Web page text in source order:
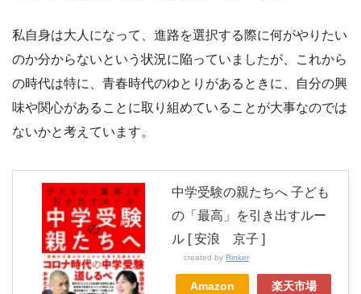
私自身は大人になって、進路を選択する際に何がやりたい
のか分からないという状況に陥っていましたが、これから
の時代は特に、青春時代のゆとりがあるときに、自分の興
味や関心があることに取り組めていることが大事なのでは
ないかと考えています。
中学受験の親たちへ 子ども
の「最高」を引き出すルー
ル [ 安浪 京子 ]
created by Rinker
Amazon 楽天市場